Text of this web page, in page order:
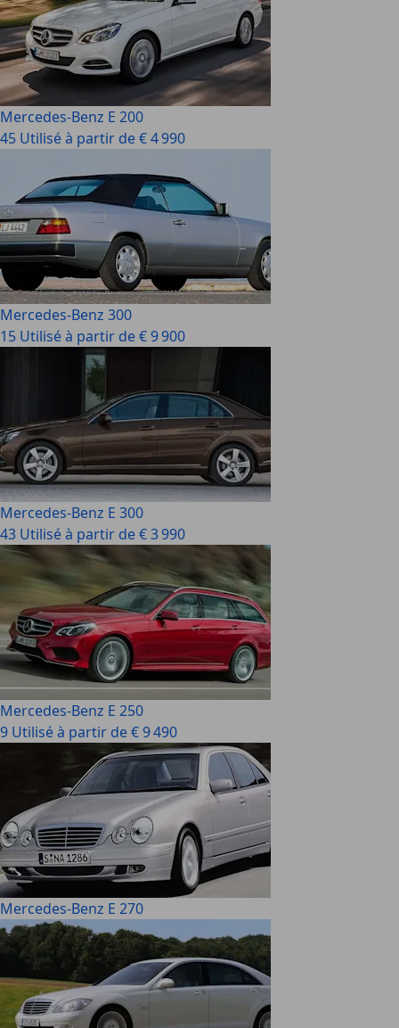
Mercedes-Benz E 200
45 Utilisé à partir de € 4 990
Mercedes-Benz 300
15 Utilisé à partir de € 9 900
Mercedes-Benz E 300
43 Utilisé à partir de € 3 990
Mercedes-Benz E 250
9 Utilisé à partir de € 9 490
Mercedes-Benz E 270